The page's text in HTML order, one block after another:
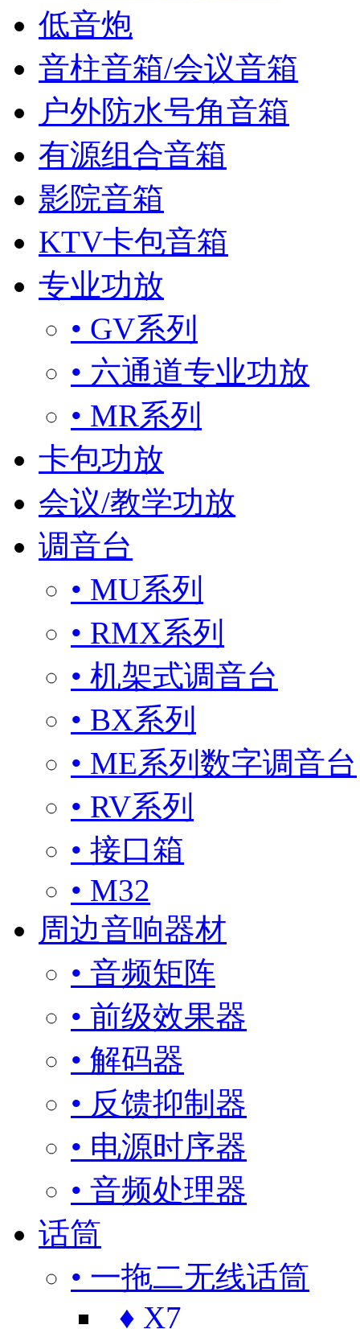
低音炮
音柱音箱/会议音箱
户外防水号角音箱
有源组合音箱
影院音箱
KTV卡包音箱
专业功放
• GV系列
• 六通道专业功放
• MR系列
卡包功放
会议/教学功放
调音台
• MU系列
• RMX系列
• 机架式调音台
• BX系列
• ME系列数字调音台
• RV系列
• 接口箱
• M32
周边音响器材
• 音频矩阵
• 前级效果器
• 解码器
• 反馈抑制器
• 电源时序器
• 音频处理器
话筒
• 一拖二无线话筒
♦ X7